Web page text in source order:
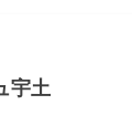
宇土